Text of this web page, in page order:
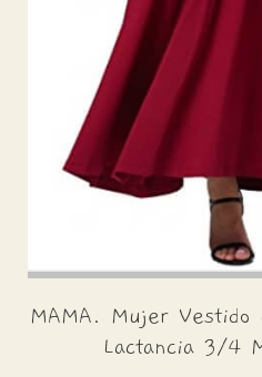
MAMA. Mujer Vestido
Lactancia 3/4